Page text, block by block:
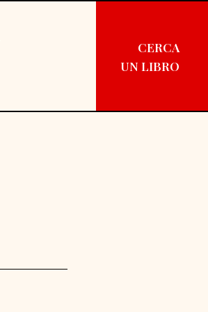
CERCA
UN LIBRO